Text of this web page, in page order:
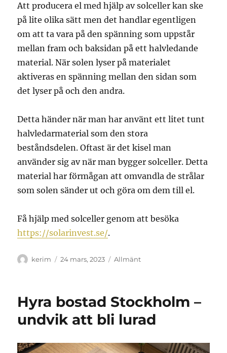
Att producera el med hjälp av solceller kan ske
på lite olika sätt men det handlar egentligen
om att ta vara på den spänning som uppstår
mellan fram och baksidan på ett halvledande
material. När solen lyser på materialet
aktiveras en spänning mellan den sidan som
det lyser på och den andra.
Detta händer när man har använt ett litet tunt
halvledarmaterial som den stora
beståndsdelen. Oftast är det kisel man
använder sig av när man bygger solceller. Detta
material har förmågan att omvandla de strålar
som solen sänder ut och göra om dem till el.
Få hjälp med solceller genom att besöka
https://solarinvest.se/.
Författare
kerim
Publicerat
24 mars, 2023 Kategorier
Allmänt
Hyra bostad Stockholm –
undvik att bli lurad